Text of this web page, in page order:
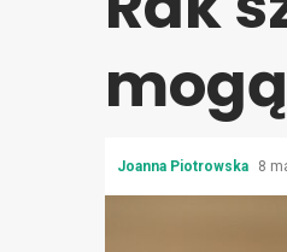
Joanna Piotrowska 8